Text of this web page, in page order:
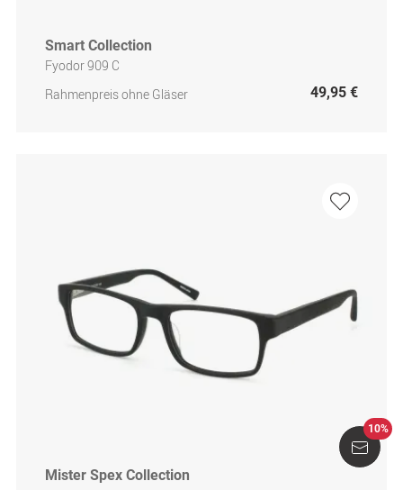
Smart Collection
Fyodor 909 C
Rahmenpreis ohne Gläser
49,95 €
Mister Spex Collection
10%